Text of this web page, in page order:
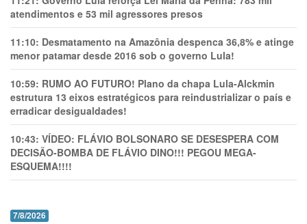
atendimentos e 53 mil agressores presos
11:10: Desmatamento na Amazônia despenca 36,8% e atinge
menor patamar desde 2016 sob o governo Lula!
10:59: RUMO AO FUTURO! Plano da chapa Lula-Alckmin
estrutura 13 eixos estratégicos para reindustrializar o país e
erradicar desigualdades!
10:43: VÍDEO: FLÁVIO BOLSONARO SE DESESPERA COM
DECISÃO-BOMBA DE FLÁVIO DINO!!! PEGOU MEGA-
ESQUEMA!!!!
7/8/2026